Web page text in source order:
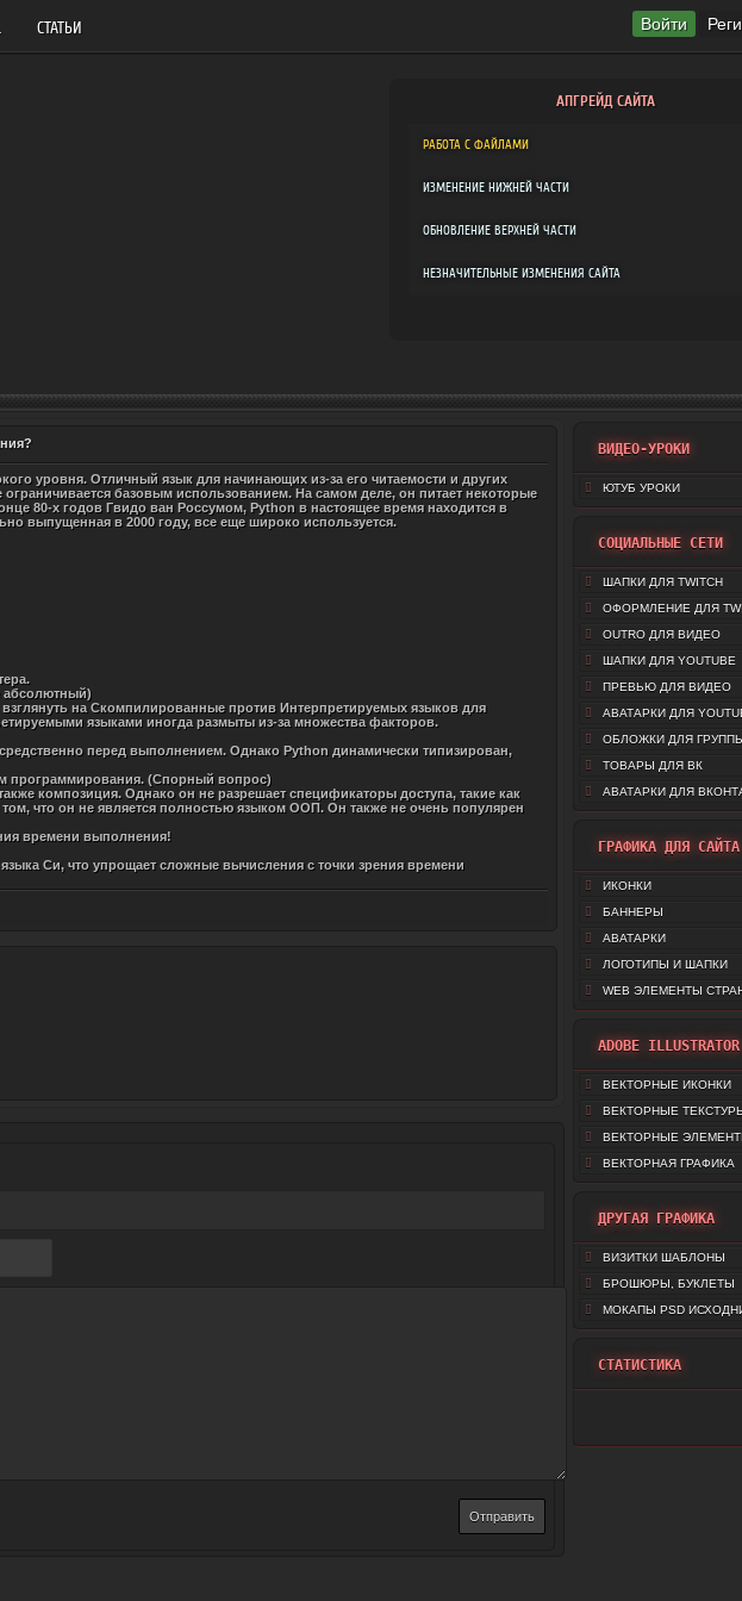
Войти
СТАТЬИ
АПГРЕЙД САЙТА
РАБОТА С ФАЙЛАМИ
ИЗМЕНЕНИЕ НИЖНЕЙ ЧАСТИ
ОБНОВЛЕНИЕ ВЕРХНЕЙ ЧАСТИ
НЕЗНАЧИТЕЛЬНЫЕ ИЗМЕНЕНИЯ САЙТА
ВИДЕО-УРОКИ
ЮТУБ УРОКИ
СОЦИАЛЬНЫЕ СЕТИ
ШАПКИ ДЛЯ TWITCH
ОФОРМЛЕНИЕ ДЛЯ
OUTRO ДЛЯ ВИДЕО
ШАПКИ ДЛЯ YOUTUBE
ПРЕВЬЮ ДЛЯ ВИДЕО
АВАТАРКИ ДЛЯ
ОБЛОЖКИ ДЛЯ
ТОВАРЫ ДЛЯ ВК
АВАТАРКИ ДЛЯ
ГРАФИКА ДЛЯ САЙТА
ИКОНКИ
БАННЕРЫ
АВАТАРКИ
ЛОГОТИПЫ И ШАПКИ
WEB ЭЛЕМЕНТЫ
ADOBE ILLUSTRATOR
ВЕКТОРНЫЕ ИКОНКИ
ВЕКТОРНЫЕ
ВЕКТОРНЫЕ
ВЕКТОРНАЯ ГРАФИКА
ДРУГАЯ ГРАФИКА
ВИЗИТКИ ШАБЛОНЫ
БРОШЮРЫ, БУКЛЕТЫ
МОКАПЫ PSD
СТАТИСТИКА
уровня. Отличный язык для начинающих из-за его читаемости и других
базовым использованием. На самом деле, он питает некоторые
80-х годов Гвидо ван Россумом, Python в настоящее время находится в
выпущенная в 2000 году, все еще широко используется.
абсолютный)
на Скомпилированные против Интерпретируемых языков для
языками иногда размыты из-за множества факторов.
перед выполнением. Однако Python динамически типизирован,
программирования. (Спорный вопрос)
композиция. Однако он не разрешает спецификаторы доступа, такие как
что он не является полностью языком ООП. Он также не очень популярен
времени выполнения!
Си, что упрощает сложные вычисления с точки зрения времени